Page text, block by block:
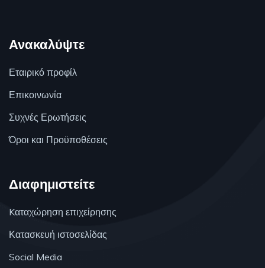
Ανακαλύψτε
Εταιρικό προφίλ
Επικοινωνία
Συχνές Ερωτήσεις
Όροι και Προϋποθέσεις
Διαφημιστείτε
Kαταχώρηση επιχείρησης
Κατασκευή ιστοσελίδας
Social Media